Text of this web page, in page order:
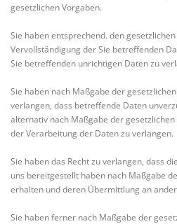
gesetzlichen Vorgaben.
Sie haben entsprechend. den
Vervollständigung der Sie betreffenden
Sie betreffenden unrichtigen Daten zu
Sie haben nach Maßgabe der
verlangen, dass betreffende Daten
alternativ nach Maßgabe der
der Verarbeitung der Daten zu verlangen.
Sie haben das Recht zu verlangen, dass
uns bereitgestellt haben nach Maßgabe
erhalten und deren Übermittlung an
Sie haben ferner nach Maßgabe der